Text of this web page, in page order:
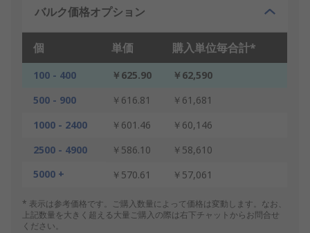
バルク価格オプション
個 単価 購入単位毎合計*
100 - 400 ￥625.90
￥62,590
500 - 900
￥616.81
￥61,681
1000 - 2400
￥601.46
￥60,146
2500 - 4900
￥586.10
￥58,610
5000 +
￥570.61 ￥57,061
* 表示は参考価格です。ご購入数量によって価格は変動します。なお、
上記数量を大きく超える大量ご購入の際は右下チャットからお問合せ
ください。